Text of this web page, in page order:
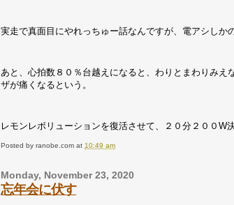
実走で真面目にやれっちゅー話なんですが、電アシしか
あと、心拍数８０％台越えになると、わりとまわりみ
ザが痛くなるという。
レモンレボリューションを復活させて、２０分２００W
Posted byranobe.com at 10:49 am
Monday, November 23, 2020
忘年会に伏す